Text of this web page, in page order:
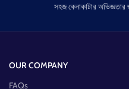
সহজ কেনাকাটার
OUR COMPANY
FAQs